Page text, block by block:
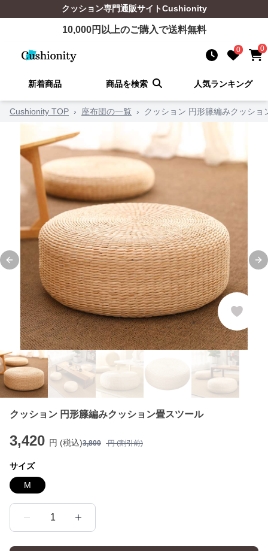
クッション専門通販サイトCushionity
10,000円以上のご購入で送料無料
0 0
新着商品 商品を検索 人気ランキング
Cushionity TOP › 座布団の一覧 › クッション 円形籐編みクッショ
Previous slide
クッション 円形籐編みクッション畳スツール
3,420 円 (税込)3,800 円 (割引前)
サイズ
M
1